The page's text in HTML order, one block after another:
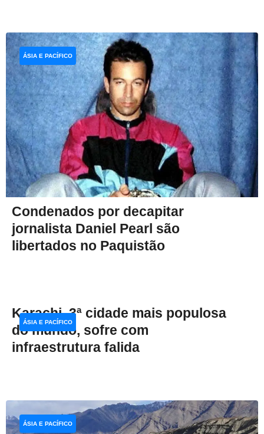
Condenados por decapitar
jornalista Daniel Pearl são
libertados no Paquistão
ÁSIA E PACÍFICO
Karachi, 3ª cidade mais populosa
do mundo, sofre com
infraestrutura falida
ÁSIA E PACÍFICO
ÁSIA E PACÍFICO